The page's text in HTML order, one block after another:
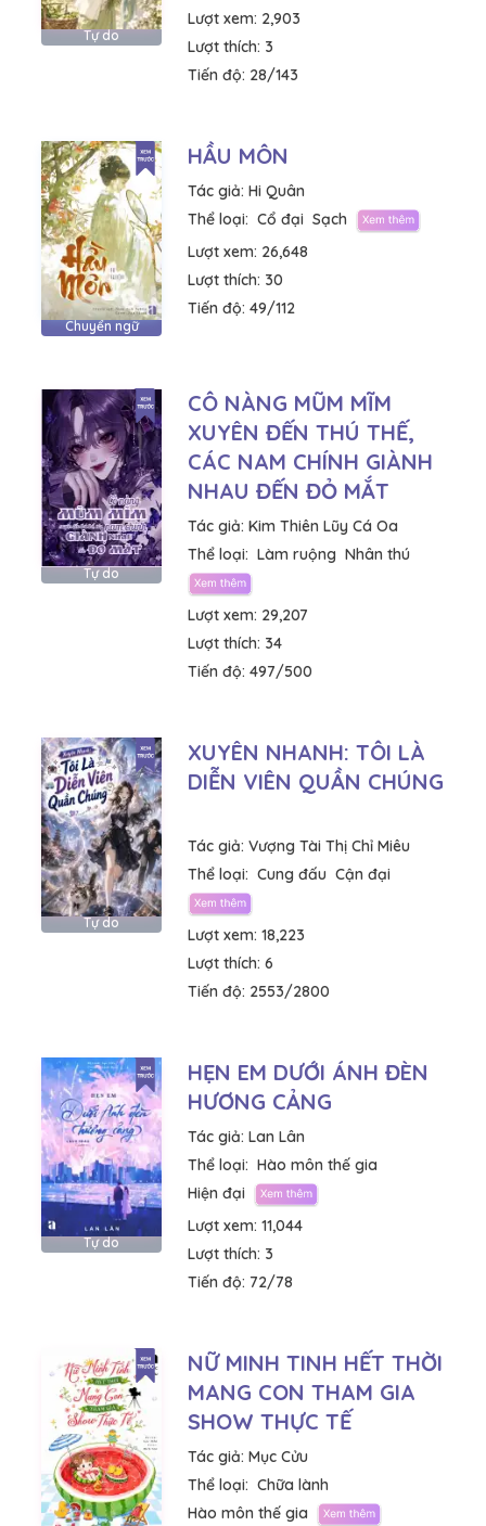
Tự do
Lượt xem: 2,903
Lượt thích: 3
Tiến độ: 28/143
Chuyển ngữ
HẦU MÔN
Tác giả: Hi Quân
Thể loại: Cổ đại Sạch
Lượt xem: 26,648
Lượt thích: 30
Tiến độ: 49/112
Tự do
CÔ NÀNG MŨM MĨM
XUYÊN ĐẾN THÚ THẾ,
CÁC NAM CHÍNH GIÀNH
NHAU ĐẾN ĐỎ MẮT
Tác giả: Kim Thiên Lũy Cá Oa
Thể loại: Làm ruộng Nhân thú
Lượt xem: 29,207
Lượt thích: 34
Tiến độ: 497/500
Tự do
XUYÊN NHANH: TÔI LÀ
DIỄN VIÊN QUẦN CHÚNG
Tác giả: Vượng Tài Thị Chỉ Miêu
Thể loại: Cung đấu Cận đại
Lượt xem: 18,223
Lượt thích: 6
Tiến độ: 2553/2800
Tự do
HẸN EM DƯỚI ÁNH ĐÈN
HƯƠNG CẢNG
Tác giả: Lan Lân
Thể loại: Hào môn thế gia
Hiện đại
Lượt xem: 11,044
Lượt thích: 3
Tiến độ: 72/78
NỮ MINH TINH HẾT THỜI
MANG CON THAM GIA
SHOW THỰC TẾ
Tác giả: Mục Cửu
Thể loại: Chữa lành
Hào môn thế gia